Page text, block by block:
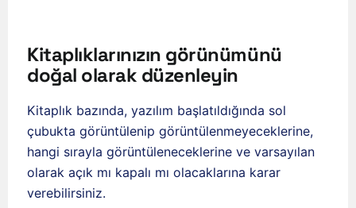
Kitaplıklarınızın görünümünü
doğal olarak düzenleyin
Kitaplık bazında, yazılım başlatıldığında sol
çubukta görüntülenip görüntülenmeyeceklerine,
hangi sırayla görüntüleneceklerine ve varsayılan
olarak açık mı kapalı mı olacaklarına karar
verebilirsiniz.